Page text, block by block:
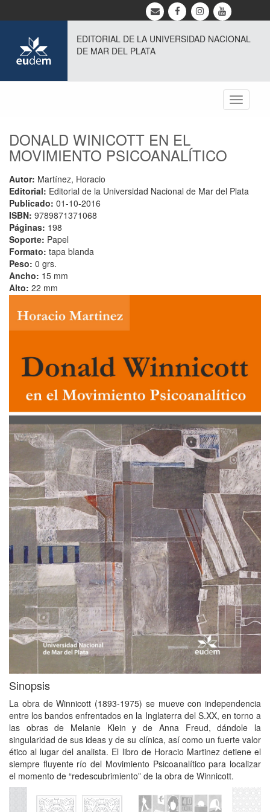
EDITORIAL DE LA UNIVERSIDAD NACIONAL
DE MAR DEL PLATA
Toggle
DONALD WINICOTT EN EL
MOVIMIENTO PSICOANALÍTICO
Autor: Martínez, Horacio
Editorial: Editorial de la Universidad Nacional de Mar del Plata
Publicado: 01-10-2016
ISBN: 9789871371068
Páginas: 198
Soporte: Papel
Formato: tapa blanda
Peso: 0 grs.
Ancho: 15 mm
Alto: 22 mm
Sinopsis
La obra de Winnicott (1893-1975) se mueve con independencia
entre los bandos enfrentados en la Inglaterra del S.XX, en torno a
las obras de Melanie Klein y de Anna Freud, dándole la
singularidad de sus ideas y de su clínica, así como un fuerte valor
ético al lugar del analista. El libro de Horacio Martinez detiene el
siempre fluyente río del Movimiento Psicoanalítico para localizar
el momento de “redescubrimiento” de la obra de Winnicott.